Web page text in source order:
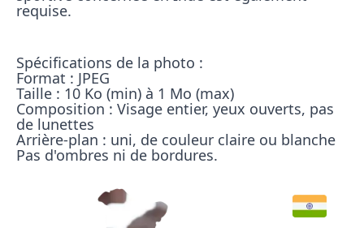
requise.
Spécifications de la photo :
Format : JPEG
Taille : 10 Ko (min) à 1 Mo (max)
Composition : Visage entier, yeux ouverts, pas
de lunettes
Arrière-plan : uni, de couleur claire ou blanche
Pas d'ombres ni de bordures.